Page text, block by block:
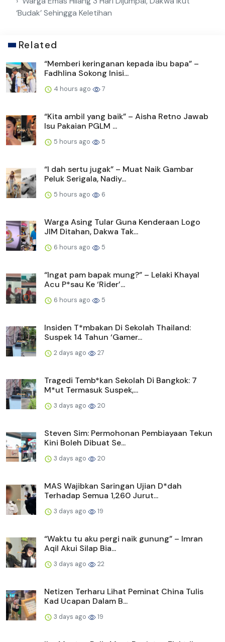
‘Budak’ Sehingga Keletihan
Related
“Memberi keringanan kepada ibu bapa” –
Fadhlina Sokong Inisi...
4 hours ago 7
“Kita ambil yang baik” – Aisha Retno Jawab
Isu Pakaian PGLM ...
5 hours ago 5
“I dah sertu jugak” – Muat Naik Gambar
Peluk Serigala, Nadiy...
5 hours ago 6
Warga Asing Tular Guna Kenderaan Logo
JIM Ditahan, Dakwa Tak...
6 hours ago 5
“Ingat pam bapak mung?” – Lelaki Khayal
Acu P*sau Ke ‘Rider’...
6 hours ago 5
Insiden T*mbakan Di Sekolah Thailand:
Suspek 14 Tahun ‘Gamer...
2 days ago 27
Tragedi Temb*kan Sekolah Di Bangkok: 7
M*ut Termasuk Suspek,...
3 days ago 20
Steven Sim: Permohonan Pembiayaan Tekun
Kini Boleh Dibuat Se...
3 days ago 20
MAS Wajibkan Saringan Ujian D*dah
Terhadap Semua 1,260 Jurut...
3 days ago 19
“Waktu tu aku pergi naik gunung” – Imran
Aqil Akui Silap Bia...
3 days ago 22
Netizen Terharu Lihat Peminat China Tulis
Kad Ucapan Dalam B...
3 days ago 19